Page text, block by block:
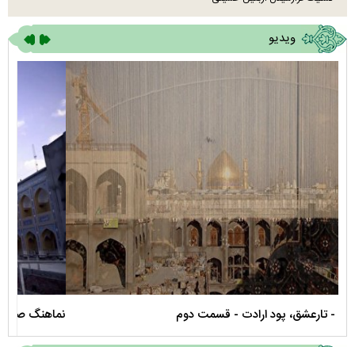
ویدیو
نماهنگ صحن حضرت زهرا سلام الله علیها